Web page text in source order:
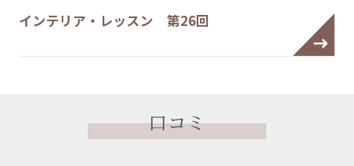
インテリア・レッスン 第26回
口コミ